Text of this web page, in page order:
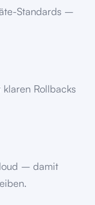
Standards –
Rollbacks
– damit